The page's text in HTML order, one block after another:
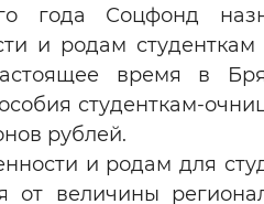
года Соцфонд
и родам студенткам
время в
студенткам-
рублей.
и родам для
от величины